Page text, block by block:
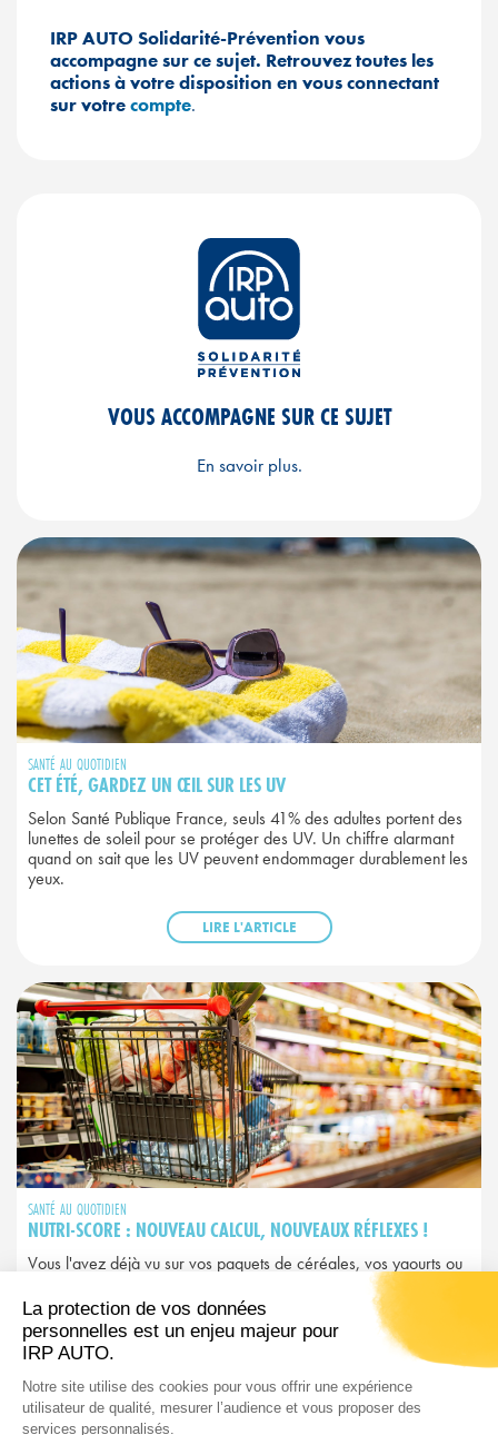
IRP AUTO Solidarité-Prévention vous
accompagne sur ce sujet. Retrouvez toutes les
actions à votre disposition en vous connectant
sur votrecompte.
VOUS ACCOMPAGNE SUR CE SUJET
En savoir plus.
SANTÉ AU QUOTIDIEN
CET ÉTÉ, GARDEZ UN ŒIL SUR LES UV
Selon Santé Publique France, seuls 41% des adultes portent des
lunettes de soleil pour se protéger des UV. Un chiffre alarmant
quand on sait que les UV peuvent endommager durablement les
yeux.
LIRE L'ARTICLE
SANTÉ AU QUOTIDIEN
NUTRI-SCORE : NOUVEAU CALCUL, NOUVEAUX RÉFLEXES !
Vous l'avez déjà vu sur vos paquets de céréales, vos yaourts ou
vos plats préparés. Ce petit logo coloré allant du A vert au E
rouge, c'est le Nutri-Score. Mais attention : depuis 2025, il a
changé et avec lui, peut-être vos habitudes d’achat…